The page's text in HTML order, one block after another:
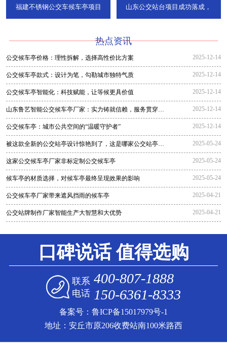
福建不锈钢公交车候车亭项目 山东公交站台项目成功落成，
热点资讯
公交候车亭价格：理性拆解，选择高性价比方案 2025-12-14
公交候车亭款式：设计为笔，勾勒城市独特气质 2025-12-14
公交候车亭智能化：科技赋能，让等候更具价值 2025-12-14
山东鲁艺智能公交候车亭厂家：实力铸就信赖，服务贯穿全
程
2025-12-14
公交候车亭：城市公共空间的“温暖守护者” 2025-12-14
被这款全新的公交站亭设计惊艳到了，这是哪家公交站亭生
产厂家生
2025-05-24
这家公交候车亭厂家非标定制公交候车亭 2025-05-24
候车亭的材质选择，对候车亭最终呈现效果的影响 2025-05-24
公交候车亭厂家带来遮风挡雨的候车亭 2025-04-21
公交站牌制作厂家智能生产大智慧和大优势 2025-04-21
口碑说话 值得选购
联系
电话
400-807-1888
150-6361-8333
备案号： 鲁ICP备15017979号-1
地址：安丘市原206收费站南100米路西